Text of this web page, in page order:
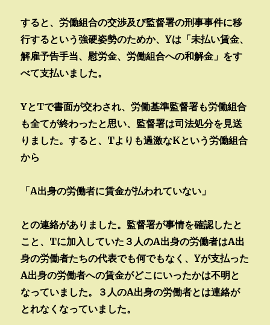
すると、労働組合の交渉及び監督署の刑事事件に移
行するという強硬姿勢のためか、Yは「未払い賃金、
解雇予告手当、慰労金、労働組合への和解金」をす
べて支払いました。
YとTで書面が交わされ、労働基準監督署も労働組合
も全てが終わったと思い、監督署は司法処分を見送
りました。すると、Tよりも過激なKという労働組合
から
「A出身の労働者に賃金が払われていない」
との連絡がありました。監督署が事情を確認したと
こと、Tに加入していた３人のA出身の労働者はA出
身の労働者たちの代表でも何でもなく、Yが支払った
A出身の労働者への賃金がどこにいったかは不明と
なっていました。３人のA出身の労働者とは連絡が
とれなくなっていました。